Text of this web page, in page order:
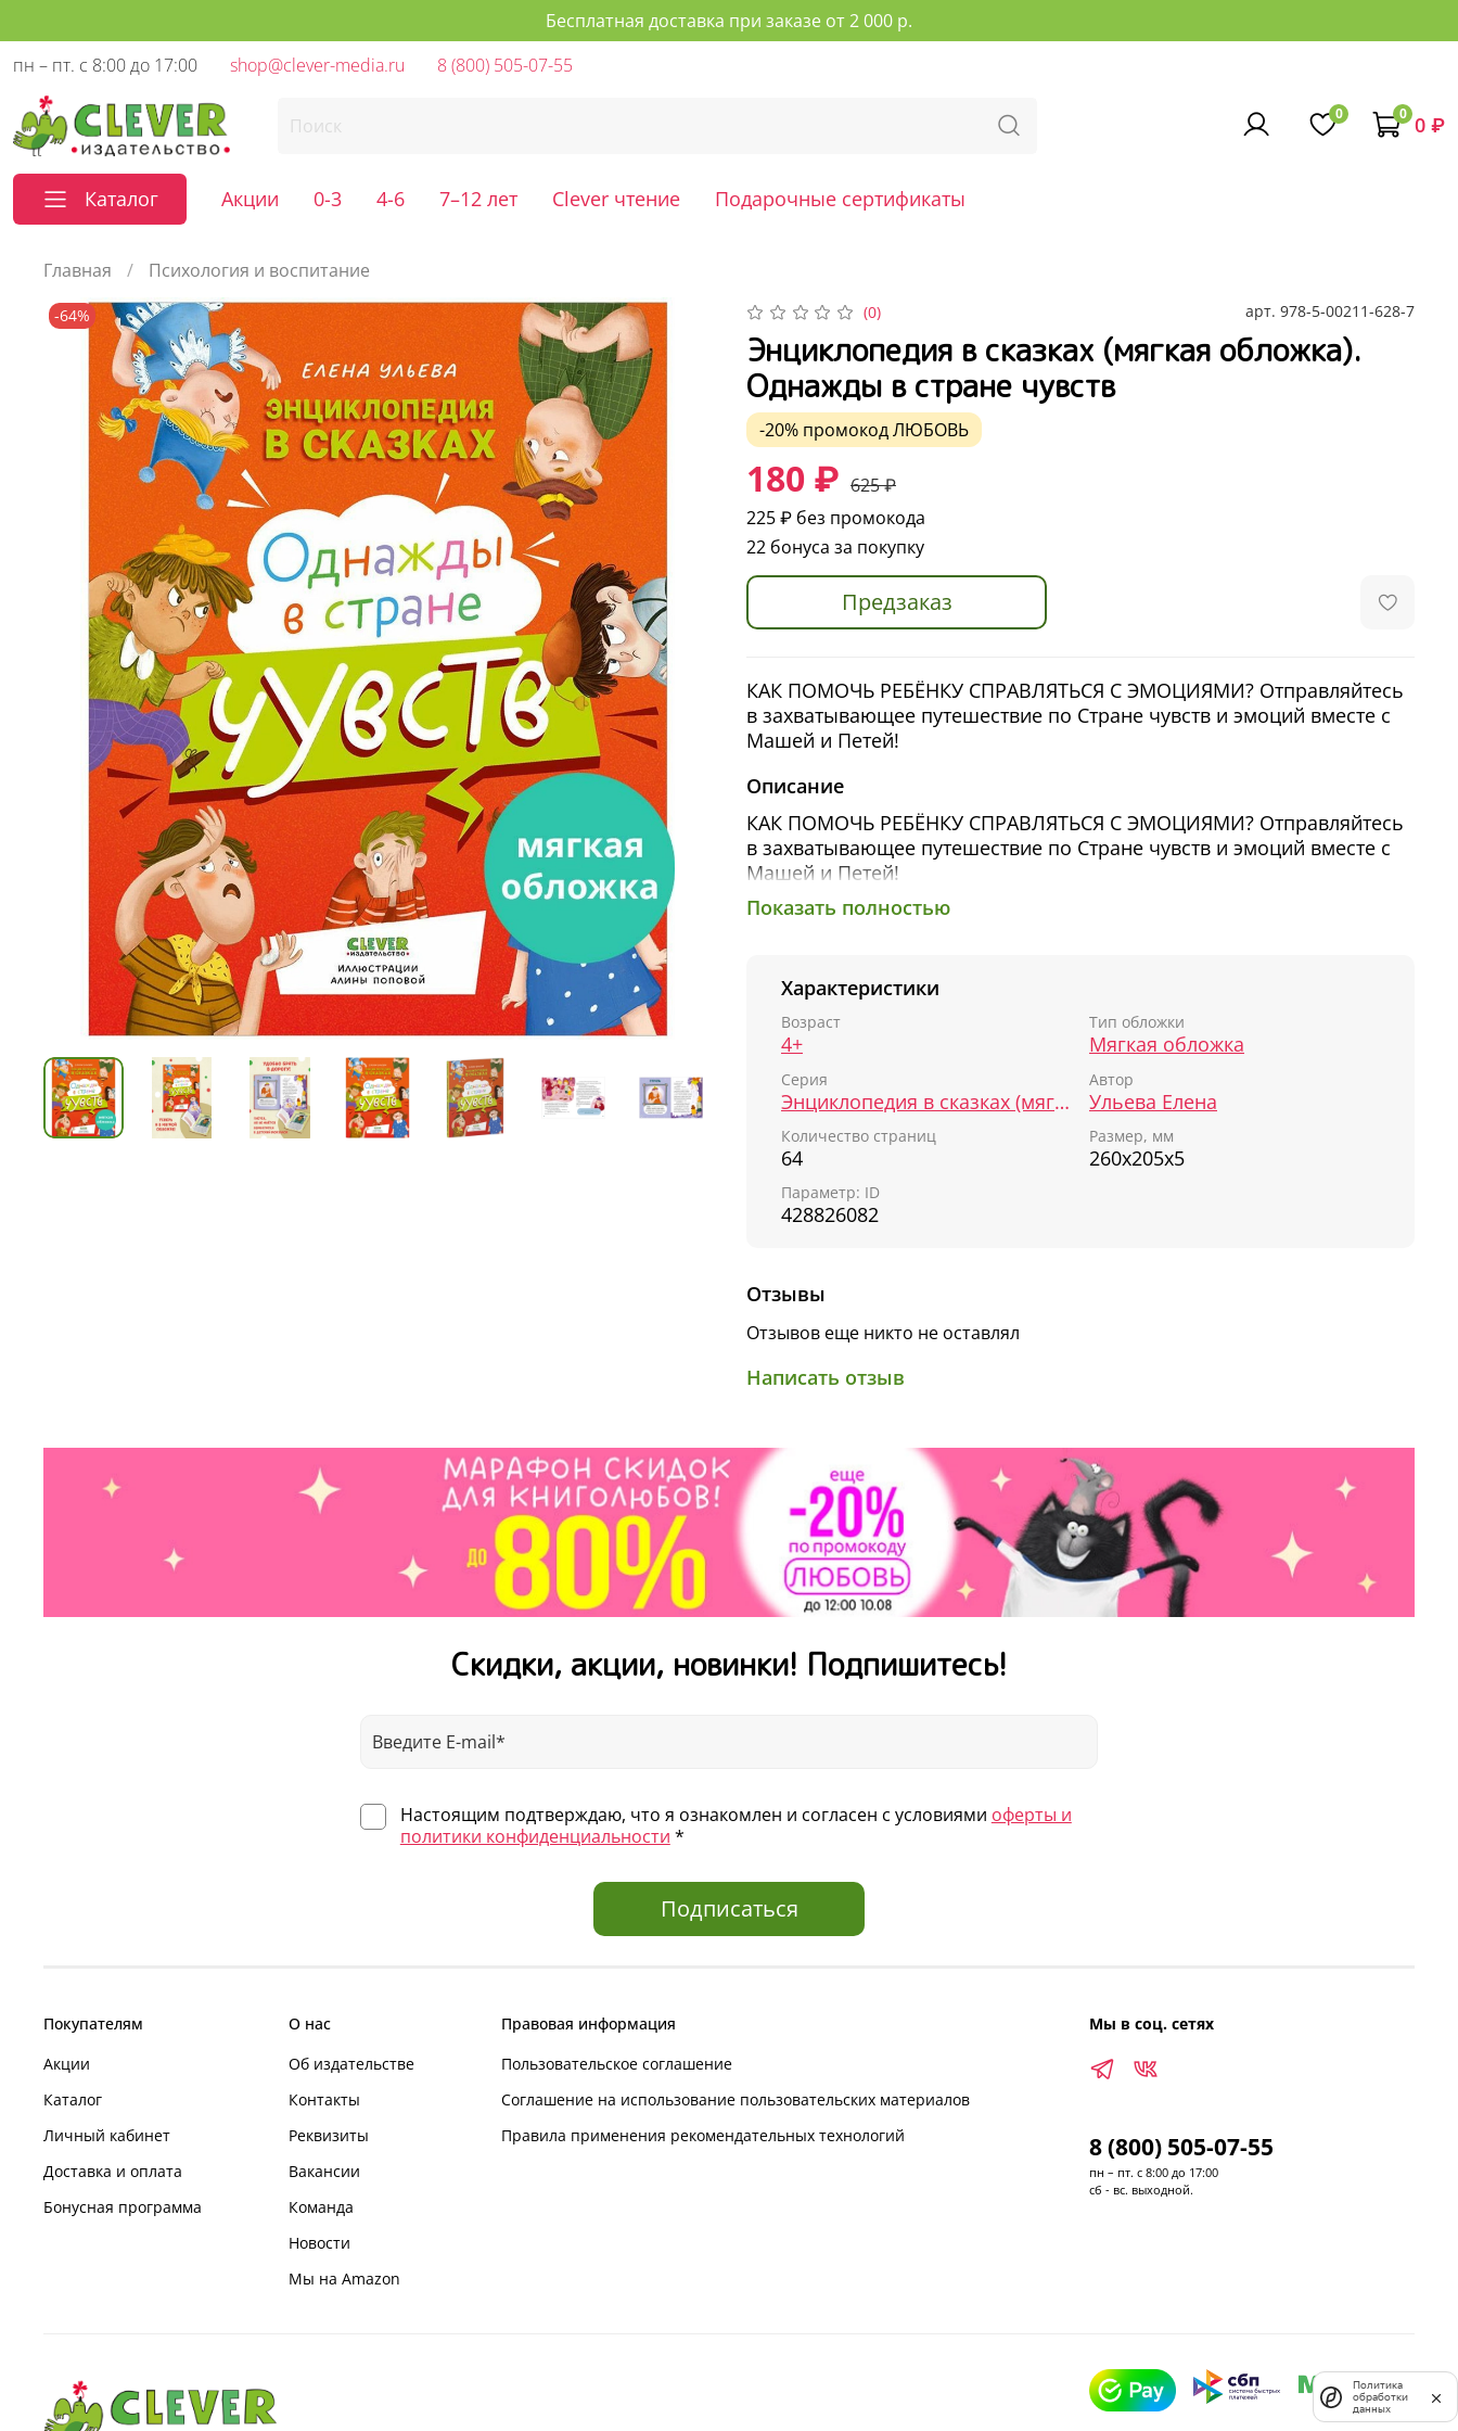
Бесплатная доставка при заказе от 2 000 р.
пн – пт. с 8:00 до 17:00
shop@clever-media.ru 8 (800) 505-07-55
0 0 0 ₽
Каталог Акции 0-3 4-6 7–12 лет Clever чтение Подарочные сертификаты
Главная Психология и воспитание
-64% (0) арт. 978-5-00211-628-7
Энциклопедия в сказках (мягкая обложка).
Однажды в стране чувств
-20% промокодЛЮБОВЬ
180 ₽ 625 ₽
225 ₽ без промокода
22 бонуса за покупку
Предзаказ
КАК ПОМОЧЬ РЕБЁНКУ СПРАВЛЯТЬСЯ С ЭМОЦИЯМИ? Отправляйтесь
в захватывающее путешествие по Стране чувств и эмоций вместе с
Машей и Петей!
Описание
КАК ПОМОЧЬ РЕБЁНКУ СПРАВЛЯТЬСЯ С ЭМОЦИЯМИ? Отправляйтесь
в захватывающее путешествие по Стране чувств и эмоций вместе с
Машей и Петей!
В этой яркой энциклопедии в сказках вас ждут 15 увлекательных
научат осознавать свои эмоции, а также выбирать способ их
выражения.
• Что такое зависть?
• Почему мы злимся?
• Как страх помогает нам?
• Зачем нам беспокоиться?
• Из-за чего нам бывает грустно?
Показать полностью
Характеристики
Возраст
4+
Тип обложки
Мягкая обложка
Серия
Энциклопедия в сказках (мягкая обложка)
Автор
Ульева Елена
Количество страниц
64
Размер, мм
260х205х5
Параметр: ID
428826082
Отзывы
Отзывов еще никто не оставлял
Написать отзыв
Скидки, акции, новинки! Подпишитесь!
Настоящим подтверждаю, что я ознакомлен и согласен с условиями оферты и
политики конфиденциальности *
Подписаться
Покупателям
Акции
Каталог
Личный кабинет
Доставка и оплата
Бонусная программа
О нас
Об издательстве
Контакты
Реквизиты
Вакансии
Команда
Новости
Мы на Amazon
Правовая информация
Пользовательское соглашение
Соглашение на использование пользовательских материалов
Правила применения рекомендательных технологий
Мы в соц. сетях
8 (800) 505-07-55
пн – пт. с 8:00 до 17:00
сб - вс. выходной.
Политика
обработки
данных